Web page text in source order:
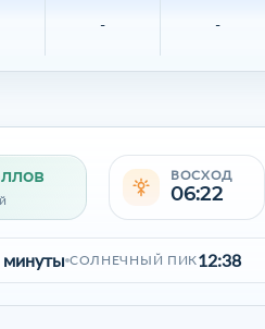
- -
ВОСХОД
06:22
минуты СОЛНЕЧНЫЙ ПИК12:38